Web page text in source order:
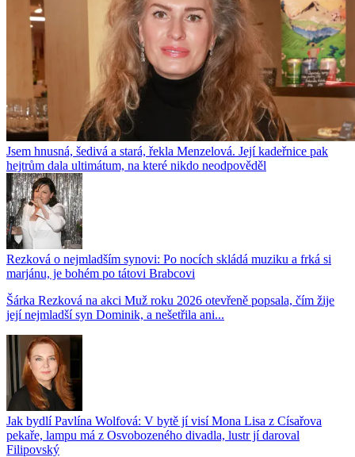
Jsem hnusná, šedivá a stará, řekla Menzelová. Její kadeřnice pak
hejtrům dala ultimátum, na které nikdo neodpověděl
Rezková o nejmladším synovi: Po nocích skládá muziku a frká si
marjánu, je bohém po tátovi Brabcovi
Šárka Rezková na akci Muž roku 2026 otevřeně popsala, čím žije
její nejmladší syn Dominik, a nešetřila ani...
Jak bydlí Pavlína Wolfová: V bytě jí visí Mona Lisa z Císařova
pekaře, lampu má z Osvobozeného divadla, lustr jí daroval
Filipovský